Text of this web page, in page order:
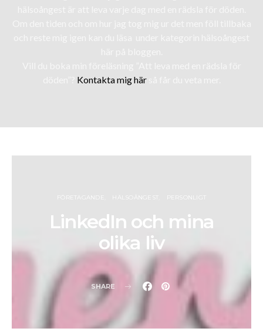
Kontakta mig härså får du veta mer.
FÖRETAGANDE HÄLSOÅNGEST PERSONLIGT
LinkedIn och mina
olika liv
SHARE